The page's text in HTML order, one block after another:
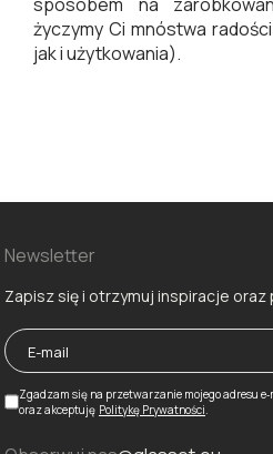
życzymy Ci mnóstwa
jak i użytkowania).
Newsletter
Zapisz się i otrzymuj inspiracje oraz
Zgadzam się na przetwarzanie mojego adresu
oraz akceptuję Politykę Prywatności.